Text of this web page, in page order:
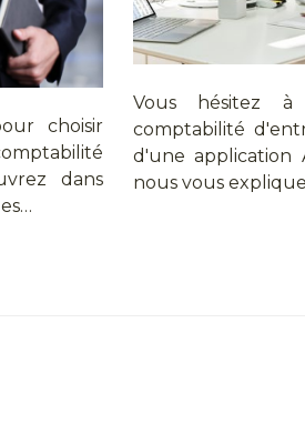
choisir
dans
Vous hésitez
comptabilité
d'une application
nous vous